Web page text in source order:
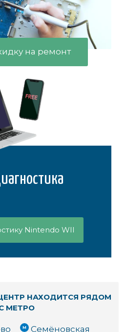
на ремонт
Nintendo WII
НАХОДИТСЯ РЯДОМ
МЕТРО
Семёновская